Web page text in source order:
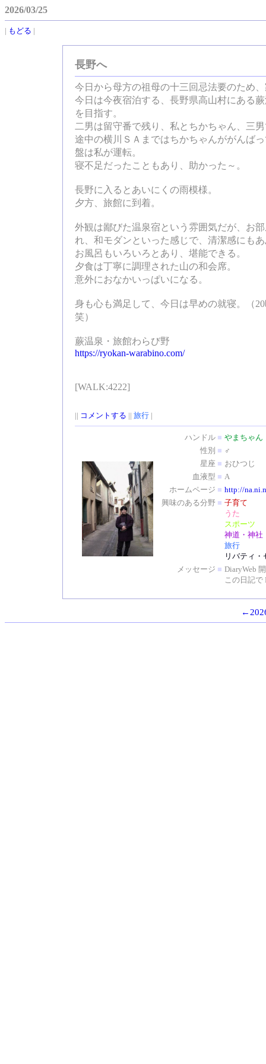
2026/03/25
| もどる |
長野へ
今日から母方の祖母の十三回忌法要のため
今日は今夜宿泊する、長野県高山村にある
を目指す。
二男は留守番で残り、私とちかちゃん、三
途中の横川ＳＡまではちかちゃんががんば
盤は私が運転。
寝不足だったこともあり、助かった～。
長野に入るとあいにくの雨模様。
夕方、旅館に到着。
外観は鄙びた温泉宿という雰囲気だが、お
れ、和モダンといった感じで、清潔感にも
お風呂もいろいろとあり、堪能できる。
夕食は丁寧に調理された山の和会席。
意外におなかいっぱいになる。
身も心も満足して、今日は早めの就寝。（
笑）
蕨温泉・旅館わらび野
https://ryokan-warabino.com/
[WALK:4222]
|| コメントする || 旅行|
ハンドル ■ やまちゃん
性別 ■ ♂
星座 ■ おひつじ
血液型 ■ A
ホームページ ■ http://
興味のある分野 ■ 子育て
うた
スポーツ
神道・神社
旅行
リバティ
メッセージ ■ DiaryWeb
この日記